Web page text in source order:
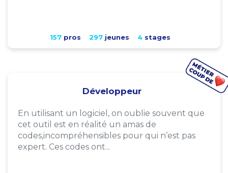
157pros 297jeunes 4stages
Développeur
En utilisant un logiciel, on oublie souvent que
cet outil est en réalité un amas de
codes,incompréhensibles pour qui n’est pas
expert. Ces codes ont...